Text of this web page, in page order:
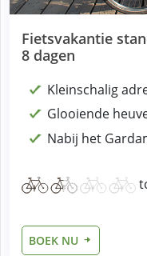
Fietsvakantie
8 dagen
Kleinschalig
Glooiende
Nabij het
BOEK NU